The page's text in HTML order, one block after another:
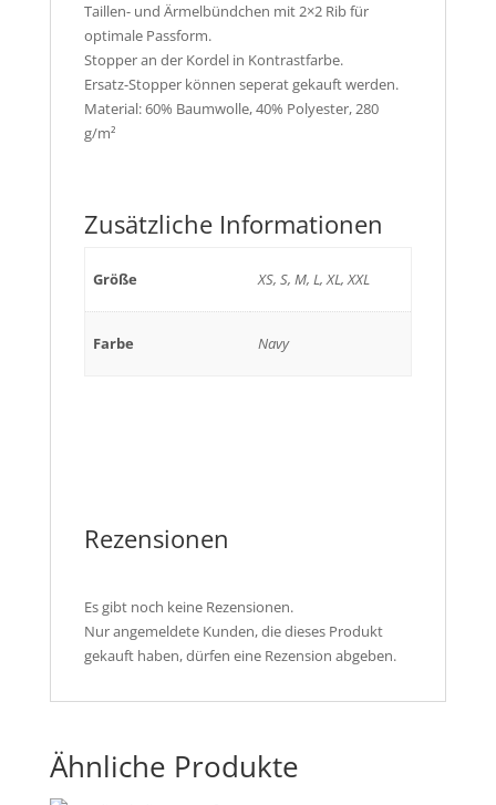
Taillen- und Ärmelbündchen mit 2×2 Rib für
optimale Passform.
Stopper an der Kordel in Kontrastfarbe.
Ersatz-Stopper können seperat gekauft werden.
Material: 60% Baumwolle, 40% Polyester, 280
g/m²
Zusätzliche Informationen
Größe XS, S, M, L, XL, XXL
Farbe Navy
Rezensionen
Es gibt noch keine Rezensionen.
Nur angemeldete Kunden, die dieses Produkt
gekauft haben, dürfen eine Rezension abgeben.
Ähnliche Produkte